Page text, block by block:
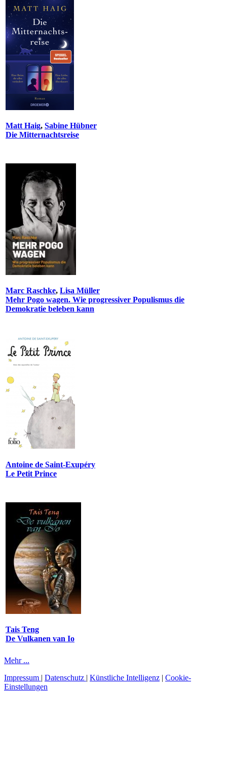
Matt Haig, Sabine Hübner
Die Mitternachtsreise
Marc Raschke, Lisa Müller
Mehr Pogo wagen. Wie progressiver Populismus die
Demokratie beleben kann
Antoine de Saint-Exupéry
Le Petit Prince
Tais Teng
De Vulkanen van Io
Mehr ...
Impressum | Datenschutz | Künstliche Intelligenz | Cookie-
Einstellungen